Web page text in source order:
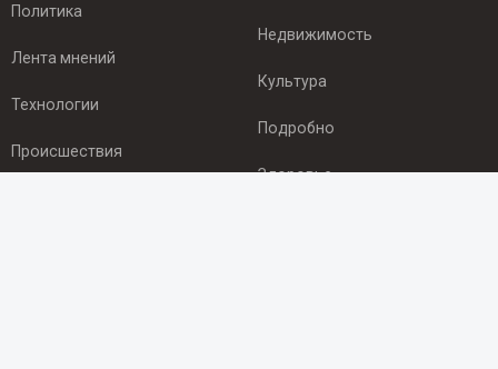
Политика
Лента мнений
Технологии
Происшествия
Недвижимость
Культура
Подробно
Здоровье